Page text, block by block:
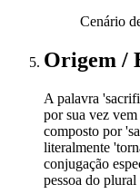
Cenário
Origem /
A palavra
por sua vez
composto por
literalmente
conjugação
pessoa do